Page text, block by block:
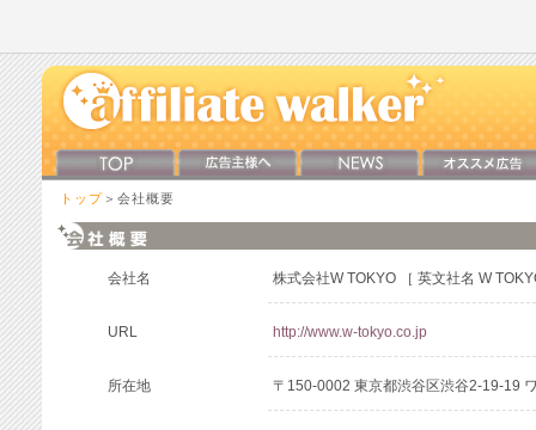
トップ ＞会社概要
会社名 株式会社W TOKYO ［ 英文社名 W
URL http://www.w-tokyo.co.jp
所在地 〒150-0002 東京都渋谷区渋谷2-19-19